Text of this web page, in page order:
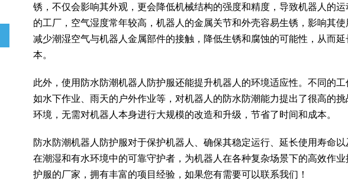
锈，不仅会影响其外观，更会降低机械结构的强度和精度，导致机器人的
的工厂，空气湿度常年较高，机器人的金属关节和外壳容易生锈，影响其
减少潮湿空气与机器人金属部件的接触，降低生锈和腐蚀的可能性，从而
本。
此外，使用防水防潮机器人防护服还能提升机器人的环境适应性。不同的
如水下作业、雨天的户外作业等，对机器人的防水防潮能力提出了很高的
环境，无需对机器人本身进行大规模的改造和升级，节省了时间和成本。
防水防潮机器人防护服对于保护机器人、确保其稳定运行、延长使用寿命
在潮湿和有水环境中的可靠守护者，为机器人在各种复杂场景下的高效作
护服的厂家，拥有丰富的项目经验，如果您有需要可以联系我们！